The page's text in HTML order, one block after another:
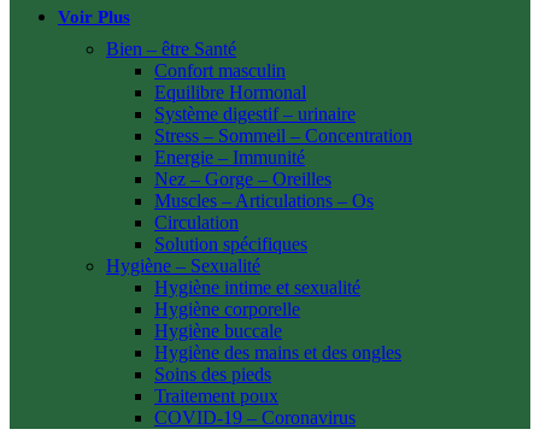
Voir Plus
Bien – être Santé
Confort masculin
Equilibre Hormonal
Système digestif – urinaire
Stress – Sommeil – Concentration
Energie – Immunité
Nez – Gorge – Oreilles
Muscles – Articulations – Os
Circulation
Solution spécifiques
Hygiène – Sexualité
Hygiène intime et sexualité
Hygiène corporelle
Hygiène buccale
Hygiène des mains et des ongles
Soins des pieds
Traitement poux
COVID-19 – Coronavirus